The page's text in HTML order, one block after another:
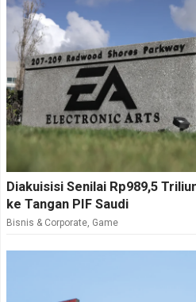
Diakuisisi Senilai Rp989,5
ke Tangan PIF Saudi
Bisnis & Corporate, Game